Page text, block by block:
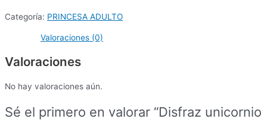
Categoría: PRINCESA ADULTO
Valoraciones (0)
Valoraciones
No hay valoraciones aún.
Sé el primero en valorar “Disfraz unicornio